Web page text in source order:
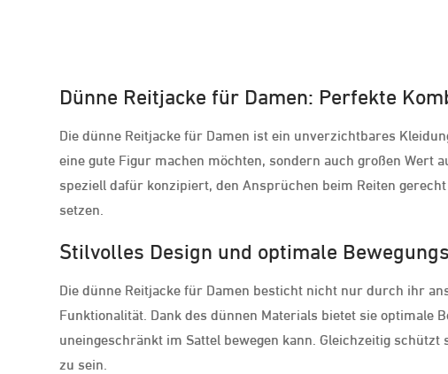
Dünne Reitjacke für Damen: Perfekte
Die dünne Reitjacke für Damen ist ein unverzichtbares
eine gute Figur machen möchten, sondern auch großen Wert
speziell dafür konzipiert, den Ansprüchen beim Reiten
setzen.
Stilvolles Design und optimale
Die dünne Reitjacke für Damen besticht nicht nur durch ihr
Funktionalität. Dank des dünnen Materials bietet sie optimale
uneingeschränkt im Sattel bewegen kann. Gleichzeitig
zu sein.